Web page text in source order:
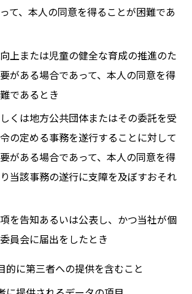
て、本人の同意を得ることが困難であ
上または児童の健全な育成の推進のた
がある場合であって、本人の同意を得
であるとき
くは地方公共団体またはその委託を受
の定める事務を遂行することに対して
がある場合であって、本人の同意を得
当該事務の遂行に支障を及ぼすおそれ
を告知あるいは公表し、かつ当社が個
員会に届出をしたとき
的に第三者への提供を含むこと